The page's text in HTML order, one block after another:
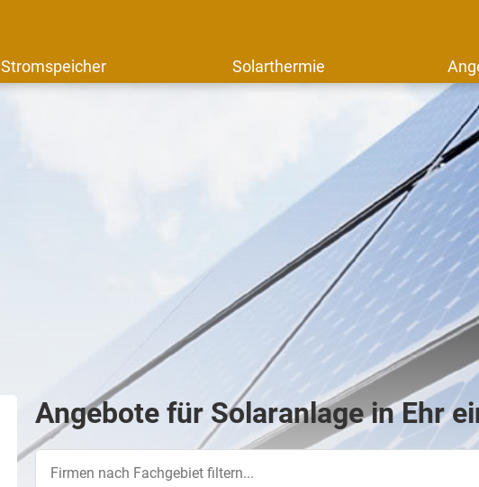
Stromspeicher Solarthermie
Angebote für Solaranlage in Ehr